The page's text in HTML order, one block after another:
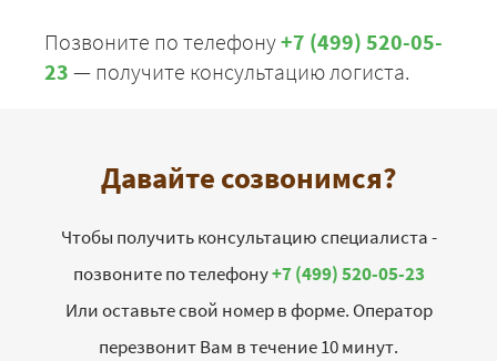
Позвоните по телефону+7 (499) 520-05-
23 — получите консультацию логиста.
Давайте созвонимся?
Чтобы получить консультацию специалиста -
позвоните по телефону+7 (499) 520-05-23
Или оставьте свой номер в форме. Оператор
перезвонит Вам в течение 10 минут.